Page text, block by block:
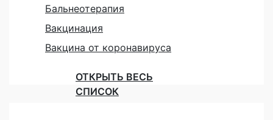
Бальнеотерапия
Вакцинация
Вакцина от коронавируса
ОТКРЫТЬ ВЕСЬ
СПИСОК